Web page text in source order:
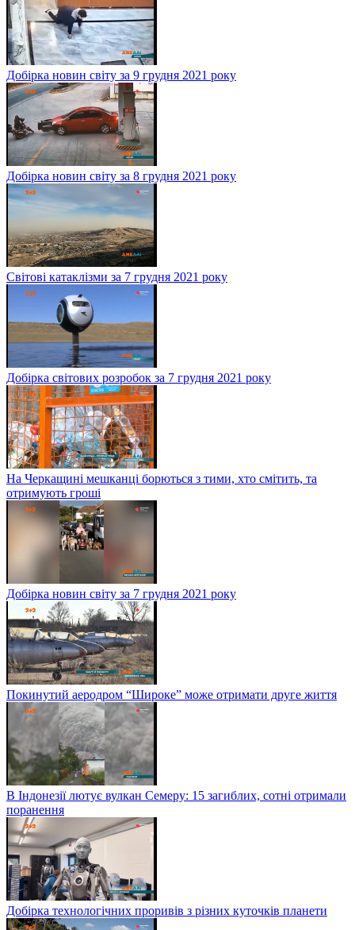
Добірка новин світу за 9 грудня 2021 року
Добірка новин світу за 8 грудня 2021 року
Світові катаклізми за 7 грудня 2021 року
Добірка світових розробок за 7 грудня 2021 року
На Черкащині мешканці борються з тими, хто смітить, та
отримують гроші
Добірка новин світу за 7 грудня 2021 року
Покинутий аеродром “Широке” може отримати друге життя
В Індонезії лютує вулкан Семеру: 15 загиблих, сотні отримали
поранення
Добірка технологічних проривів з різних куточків планети